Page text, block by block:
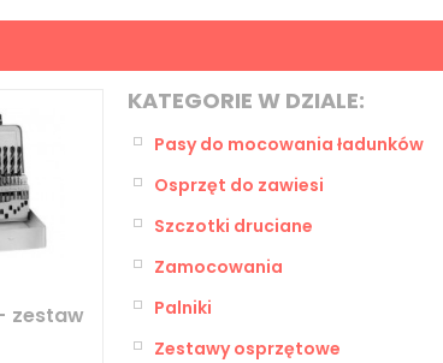
zestaw
KATEGORIE W DZIALE:
Pasy do mocowania ładunków
Osprzęt do zawiesi
Szczotki druciane
Zamocowania
Palniki
Zestawy osprzętowe